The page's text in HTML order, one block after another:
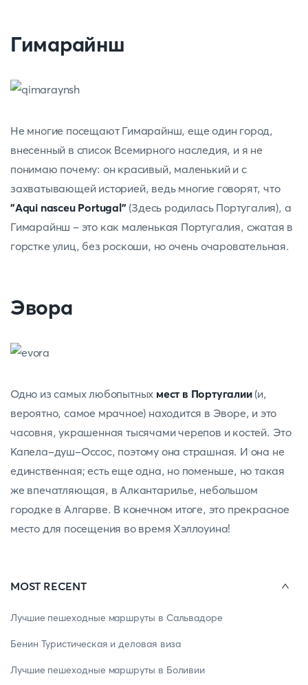
Гимарайнш
Не многие посещают Гимарайнш, еще один город,
внесенный в список Всемирного наследия, и я не
понимаю почему: он красивый, маленький и с
захватывающей историей, ведь многие говорят, что
"Aqui nasceu Portugal" (Здесь родилась Португалия), а
Гимарайнш - это как маленькая Португалия, сжатая в
горстке улиц, без роскоши, но очень очаровательная.
Эвора
Одно из самых любопытных мест в Португалии(и,
вероятно, самое мрачное) находится в Эворе, и это
часовня, украшенная тысячами черепов и костей. Это
Капела-душ-Оссос, поэтому она страшная. И она не
единственная; есть еще одна, но поменьше, но такая
же впечатляющая, в Алкантарилье, небольшом
городке в Алгарве. В конечном итоге, это прекрасное
место для посещения во время Хэллоуина!
MOST RECENT
Лучшие пешеходные маршруты в Сальвадоре
Бенин Туристическая и деловая виза
Лучшие пешеходные маршруты в Боливии